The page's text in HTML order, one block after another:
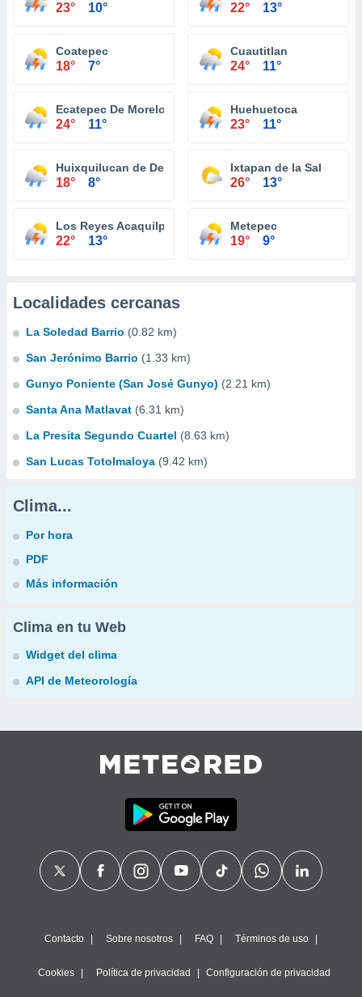
23° 10° 22° 13°
Coatepec
18° 7°
Cuautitlan
24° 11°
Ecatepec De Morelos
24° 11°
Huehuetoca
23° 11°
Huixquilucan de Degollado
18° 8°
Ixtapan de la Sal
26° 13°
Los Reyes Acaquilpan
22° 13°
Metepec
19° 9°
Localidades cercanas
La Soledad Barrio (0.82 km)
San Jerónimo Barrio (1.33 km)
Gunyo Poniente (San José Gunyo) (2.21 km)
Santa Ana Matlavat (6.31 km)
La Presita Segundo Cuartel (8.63 km)
San Lucas Totolmaloya (9.42 km)
Clima...
Por hora
PDF
Más información
Clima en tu Web
Widget del clima
API de Meteorología
Contacto Sobre nosotros FAQ Términos de uso
Cookies Política de privacidad Configuración de privacidad